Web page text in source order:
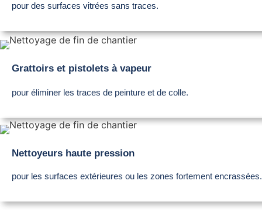
pour des surfaces vitrées sans traces.
Grattoirs et pistolets à vapeur
pour éliminer les traces de peinture et de colle.
Nettoyeurs haute pression
pour les surfaces extérieures ou les zones fortement encrassées.